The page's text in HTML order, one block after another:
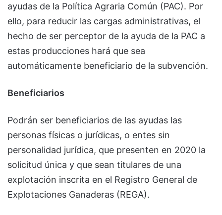
ayudas de la Política Agraria Común (PAC). Por
ello, para reducir las cargas administrativas, el
hecho de ser perceptor de la ayuda de la PAC a
estas producciones hará que sea
automáticamente beneficiario de la subvención.
Beneficiarios
Podrán ser beneficiarios de las ayudas las
personas físicas o jurídicas, o entes sin
personalidad jurídica, que presenten en 2020 la
solicitud única y que sean titulares de una
explotación inscrita en el Registro General de
Explotaciones Ganaderas (REGA).